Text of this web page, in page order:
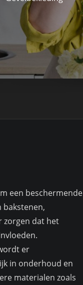
een beschermende
bakstenen,
zorgen dat het
er
in onderhoud en
materialen zoals